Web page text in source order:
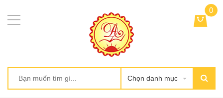
Chọn danh mục
0